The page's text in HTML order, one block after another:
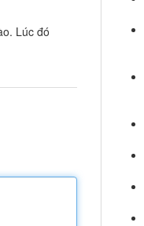
Lúc đó